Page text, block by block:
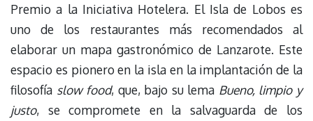
Premio a la Iniciativa Hotelera. El Isla de Lobos es
uno de los restaurantes más recomendados al
elaborar un mapa gastronómico de Lanzarote. Este
espacio es pionero en la isla en la implantación de la
filosofía slow food, que, bajo su lema Bueno, limpio y
justo, se compromete en la salvaguarda de los